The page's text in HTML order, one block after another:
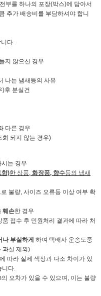
를 하나의 포장(박스)에 담아서
추가 배송비를 부담하셔야 합니
다.
않으신 경우
는 냄새등의 사유
분실건
다른 경우
되지 않는 경우)
시는 경우
함)한 상품, 화장품, 향수등의 냄새
불량, 사이즈 오류등 이상 여부 확
훼손한 경우
접수 후 민원처리 결과에 따라 처
부실하게 하여 택배사 운송도중
과실 제외)
따라 실제 색상과 다소 차이가 있
니다.
오차가 있을 수 있으며, 이는 불량